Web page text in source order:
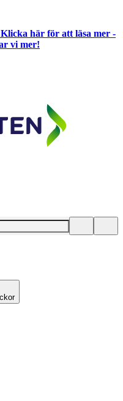
Klicka här för att läsa mer -
vi mer!